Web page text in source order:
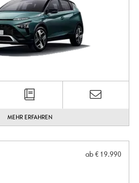
MEHR ERFAHREN
ab € 19.990